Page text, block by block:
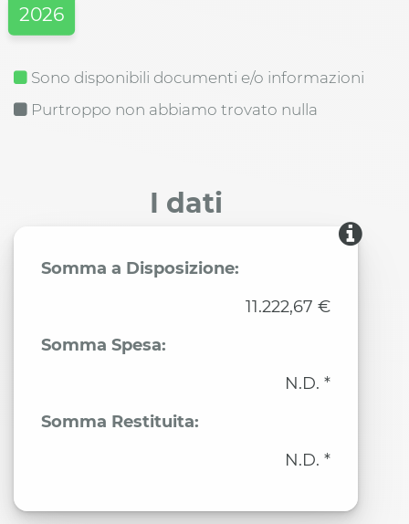
2026
Sono disponibili documenti e/o informazioni
Purtroppo non abbiamo trovato nulla
I dati
Somma a Disposizione:
11.222,67 €
Somma Spesa:
N.D. *
Somma Restituita:
N.D. *